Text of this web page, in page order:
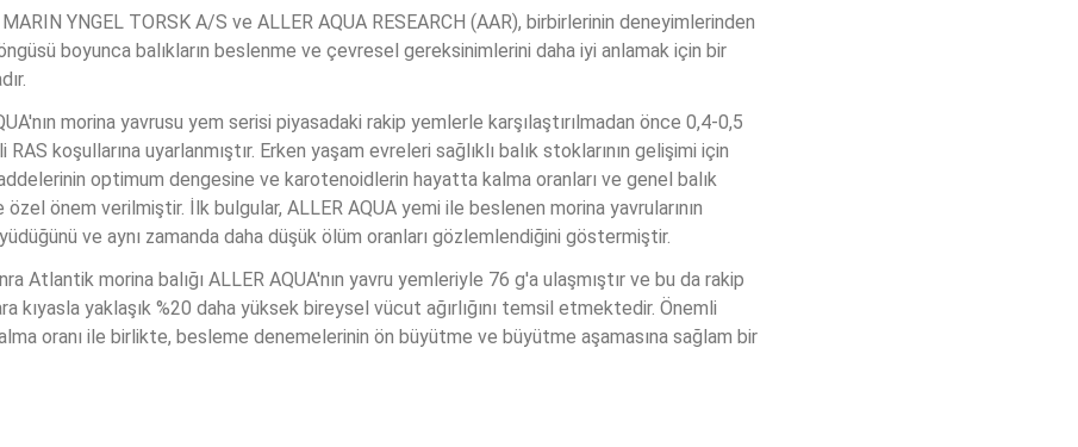
YNGEL TORSK A/S ve ALLER AQUA RESEARCH (AAR), birbirlerinin deneyimlerinden
boyunca balıkların beslenme ve çevresel gereksinimlerini daha iyi anlamak için bir
morina yavrusu yem serisi piyasadaki rakip yemlerle karşılaştırılmadan önce 0,4-0,5
RAS koşullarına uyarlanmıştır. Erken yaşam evreleri sağlıklı balık stoklarının gelişimi için
optimum dengesine ve karotenoidlerin hayatta kalma oranları ve genel balık
özel önem verilmiştir. İlk bulgular, ALLER AQUA yemi ile beslenen morina yavrularının
ve aynı zamanda daha düşük ölüm oranları gözlemlendiğini göstermiştir.
Atlantik morina balığı ALLER AQUA'nın yavru yemleriyle 76 g'a ulaşmıştır ve bu da rakip
kıyasla yaklaşık %20 daha yüksek bireysel vücut ağırlığını temsil etmektedir. Önemli
oranı ile birlikte, besleme denemelerinin ön büyütme ve büyütme aşamasına sağlam bir